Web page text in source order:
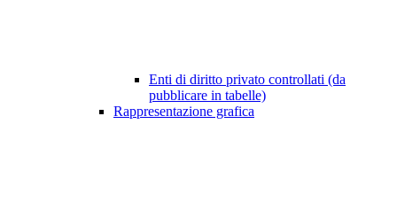
Enti di diritto privato controllati (da
pubblicare in tabelle)
Rappresentazione grafica